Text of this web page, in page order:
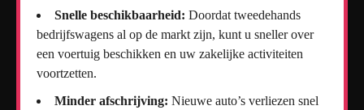
Snelle beschikbaarheid: Doordat tweedehands
bedrijfswagens al op de markt zijn, kunt u sneller over
een voertuig beschikken en uw zakelijke activiteiten
voortzetten.
Minder afschrijving: Nieuwe auto’s verliezen snel